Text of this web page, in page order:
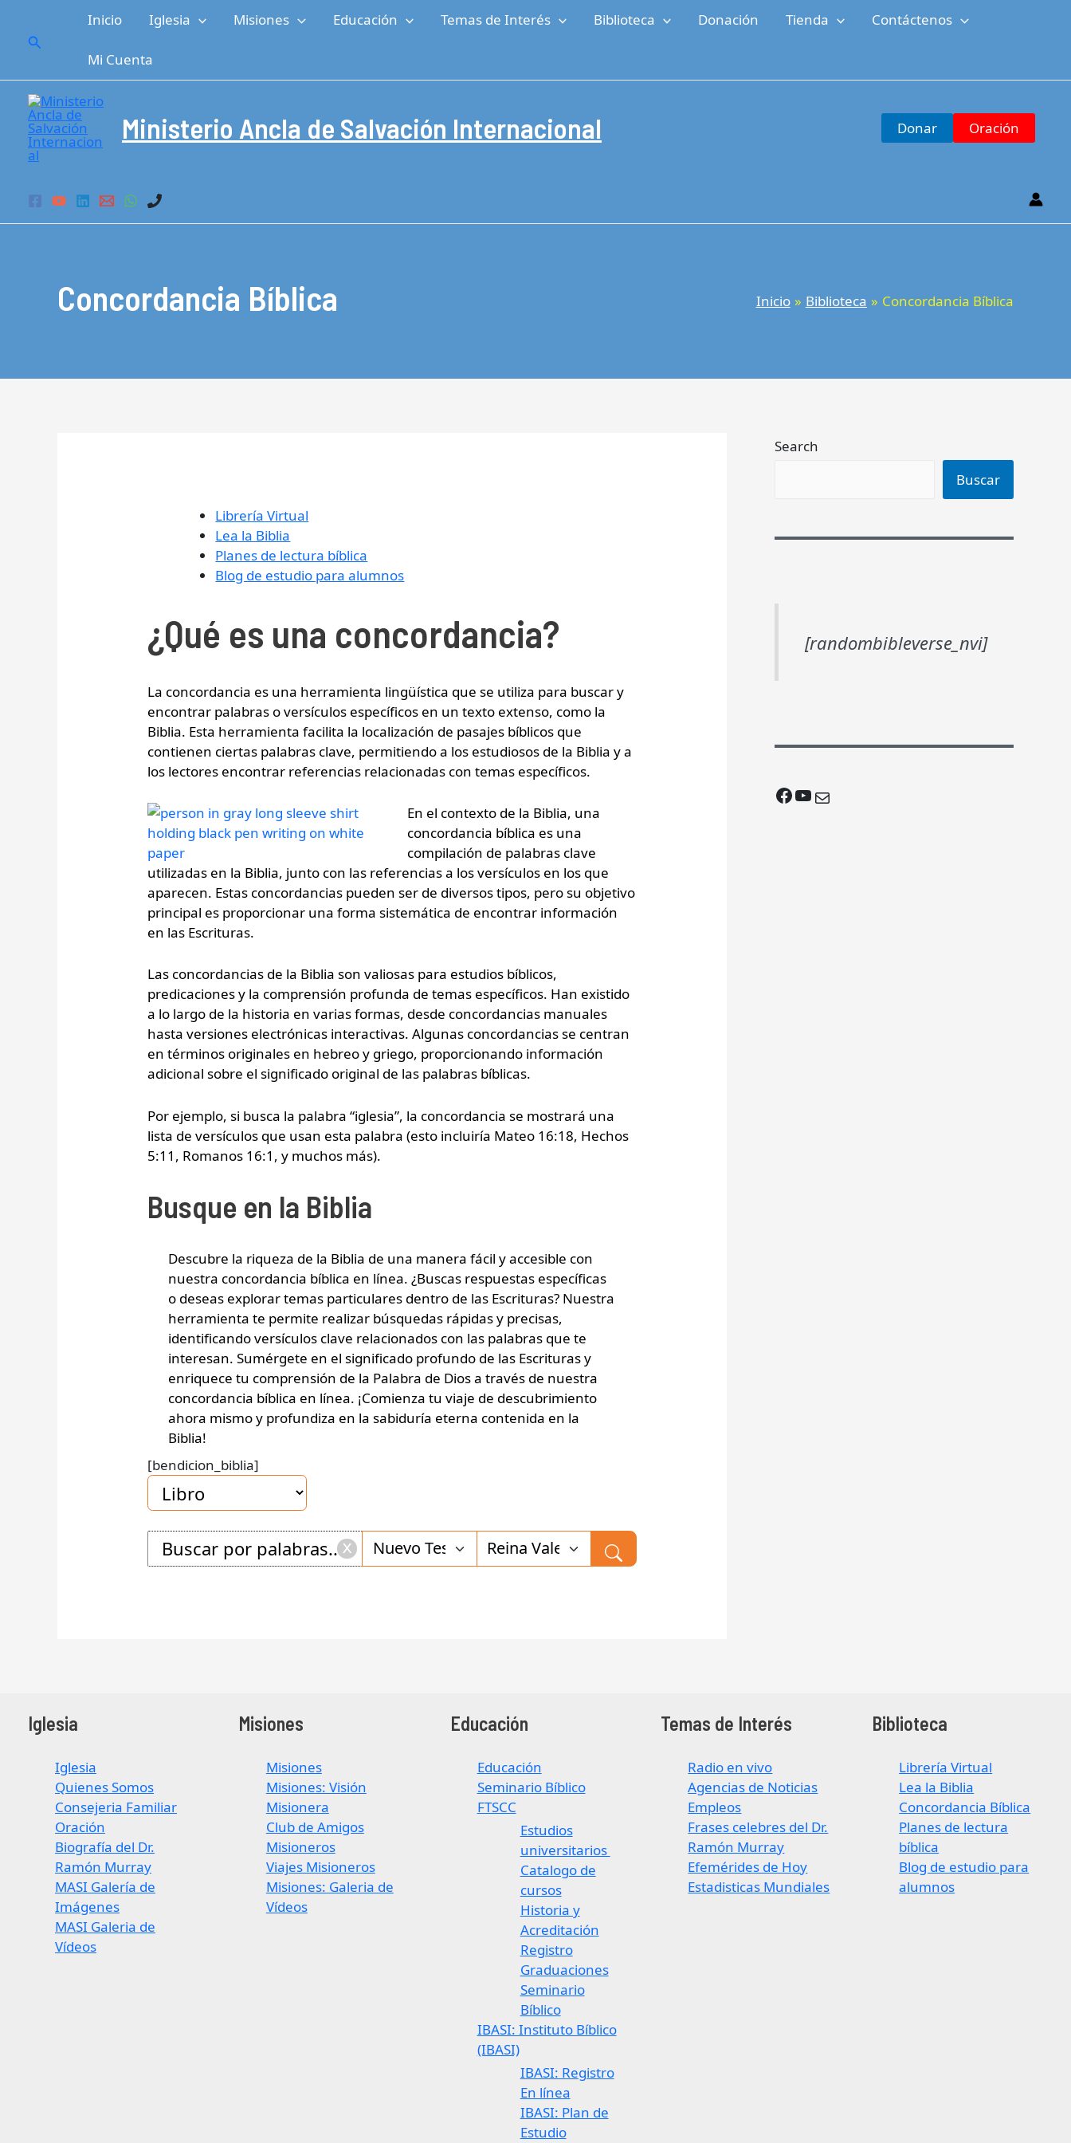
contenido
Buscar
Inicio Iglesia Misiones Educación Temas de Interés Biblioteca Donación Tienda Contáctenos
Mi Cuenta
Ministerio Ancla de Salvación Internacional Donar Oración
Concordancia Bíblica Inicio Biblioteca Concordancia Bíblica
Librería Virtual
Lea la Biblia
Planes de lectura bíblica
Blog de estudio para alumnos
¿Qué es una concordancia?
La concordancia es una herramienta lingüística que se utiliza para buscar y
encontrar palabras o versículos específicos en un texto extenso, como la
Biblia. Esta herramienta facilita la localización de pasajes bíblicos que
contienen ciertas palabras clave, permitiendo a los estudiosos de la Biblia y a
los lectores encontrar referencias relacionadas con temas específicos.
En el contexto de la Biblia, una
concordancia bíblica es una
compilación de palabras clave
utilizadas en la Biblia, junto con las referencias a los versículos en los que
aparecen. Estas concordancias pueden ser de diversos tipos, pero su objetivo
principal es proporcionar una forma sistemática de encontrar información
en las Escrituras.
Las concordancias de la Biblia son valiosas para estudios bíblicos,
predicaciones y la comprensión profunda de temas específicos. Han existido
a lo largo de la historia en varias formas, desde concordancias manuales
hasta versiones electrónicas interactivas. Algunas concordancias se centran
en términos originales en hebreo y griego, proporcionando información
adicional sobre el significado original de las palabras bíblicas.
Por ejemplo, si busca la palabra “iglesia”, la concordancia se mostrará una
lista de versículos que usan esta palabra (esto incluiría Mateo 16:18, Hechos
5:11, Romanos 16:1, y muchos más).
Busque en la Biblia
Descubre la riqueza de la Biblia de una manera fácil y accesible con
nuestra concordancia bíblica en línea. ¿Buscas respuestas específicas
o deseas explorar temas particulares dentro de las Escrituras? Nuestra
herramienta te permite realizar búsquedas rápidas y precisas,
identificando versículos clave relacionados con las palabras que te
interesan. Sumérgete en el significado profundo de las Escrituras y
enriquece tu comprensión de la Palabra de Dios a través de nuestra
concordancia bíblica en línea. ¡Comienza tu viaje de descubrimiento
ahora mismo y profundiza en la sabiduría eterna contenida en la
Biblia!
[bendicion_biblia]
x
Search
Buscar
[randombibleverse_nvi]
Iglesia
Iglesia
Quienes Somos
Consejeria Familiar
Oración
Biografía del Dr.
Ramón Murray
MASI Galería de
Imágenes
MASI Galeria de
Vídeos
Misiones
Misiones
Misiones: Visión
Misionera
Club de Amigos
Misioneros
Viajes Misioneros
Misiones: Galeria de
Vídeos
Educación
Educación
Seminario Bíblico
FTSCC
Estudios
universitarios ​
Catalogo de
cursos
Historia y
Acreditación
Registro
Graduaciones
Seminario
Bíblico
IBASI: Instituto Bíblico
(IBASI)
IBASI: Registro
En línea
IBASI: Plan de
Estudio
Temas de Interés
Radio en vivo
Agencias de Noticias
Empleos
Frases celebres del Dr.
Ramón Murray
Efemérides de Hoy
Estadisticas Mundiales
Biblioteca
Librería Virtual
Lea la Biblia
Concordancia Bíblica
Planes de lectura
bíblica
Blog de estudio para
alumnos